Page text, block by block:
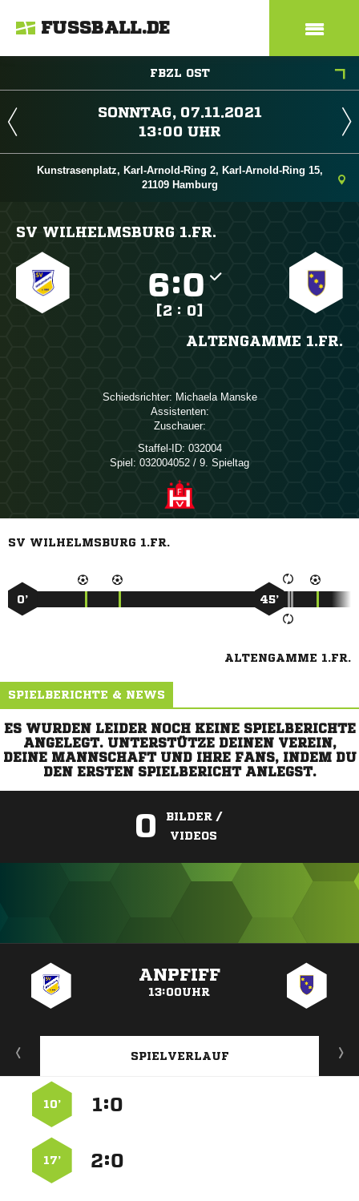
FUSSBALL.DE
FBZL OST
 
 
Kunstrasenplatz, Karl-Arnold-Ring 2, Karl-Arnold-Ring 15,
21109 Hamburg
SV WILHELMSBURG 1.FR.
:
[2 : 0]
ALTENGAMME 1.FR.
Schiedsrichter:  
Assistenten:
Zuschauer:
Staffel-ID: 032004
Spiel: 032004052 / 9. Spieltag
SV WILHELMSBURG 1.FR.
0’ 45’
ALTENGAMME 1.FR.
SPIELBERICHTE & NEWS
ES WURDEN LEIDER NOCH KEINE SPIELBERICHTE
ANGELEGT. UNTERSTÜTZE DEINEN VEREIN,
DEINE MANNSCHAFT UND IHRE FANS, INDEM DU
DEN ERSTEN SPIELBERICHT ANLEGST.
0
BILDER /
VIDEOS
ANPFIFF
13:00UHR
SPIELVERLAUF
:
10’
:
17’